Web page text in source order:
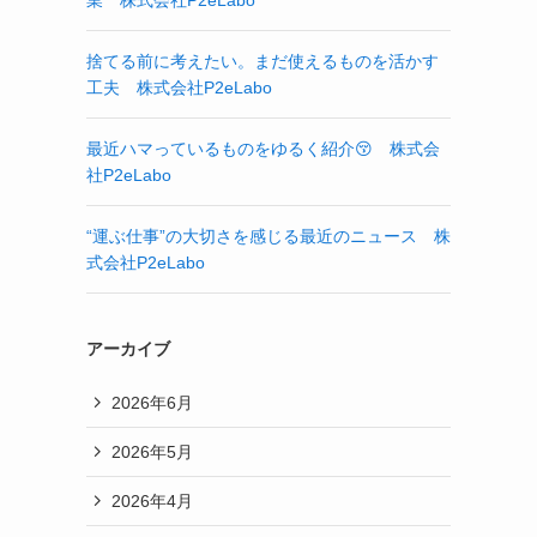
捨てる前に考えたい。まだ使えるものを活かす
工夫 株式会社P2eLabo
最近ハマっているものをゆるく紹介😚 株式会
社P2eLabo
“運ぶ仕事”の大切さを感じる最近のニュース 株
式会社P2eLabo
アーカイブ
2026年6月
2026年5月
2026年4月